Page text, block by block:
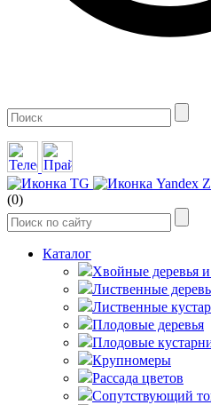
(0)
Каталог
Хвойные деревья
Лиственные
Лиственные
Плодовые деревья
Плодовые
Крупномеры
Рассада цветов
Сопутствующий